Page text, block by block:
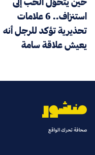
استنزاف.. 6 علامات
تحذيرية تؤكد للرجل أنه
يعيش علاقة سامة
صحافة تحرك الواقع